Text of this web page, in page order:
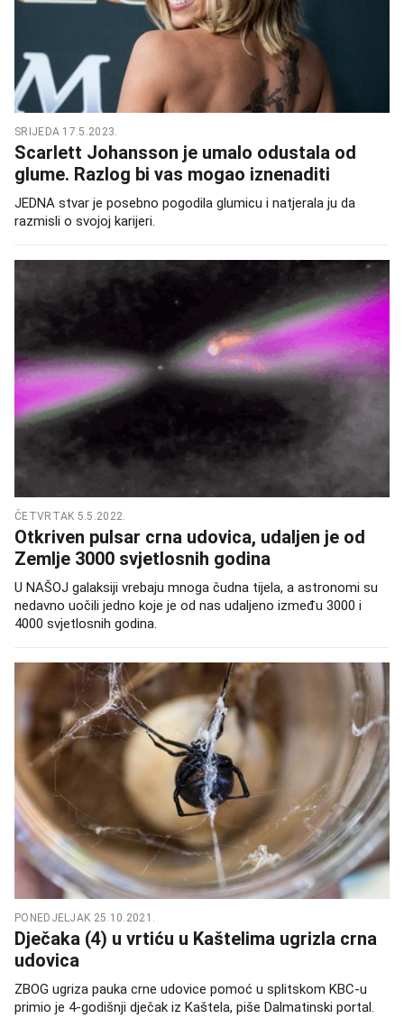
SRIJEDA 17.5.2023.
Scarlett Johansson je umalo odustala od
glume. Razlog bi vas mogao iznenaditi
JEDNA stvar je posebno pogodila glumicu i natjerala ju da
razmisli o svojoj karijeri.
ČETVRTAK 5.5.2022.
Otkriven pulsar crna udovica, udaljen je od
Zemlje 3000 svjetlosnih godina
U NAŠOJ galaksiji vrebaju mnoga čudna tijela, a astronomi su
nedavno uočili jedno koje je od nas udaljeno između 3000 i
4000 svjetlosnih godina.
PONEDJELJAK 25.10.2021.
Dječaka (4) u vrtiću u Kaštelima ugrizla crna
udovica
ZBOG ugriza pauka crne udovice pomoć u splitskom KBC-u
primio je 4-godišnji dječak iz Kaštela, piše Dalmatinski portal.